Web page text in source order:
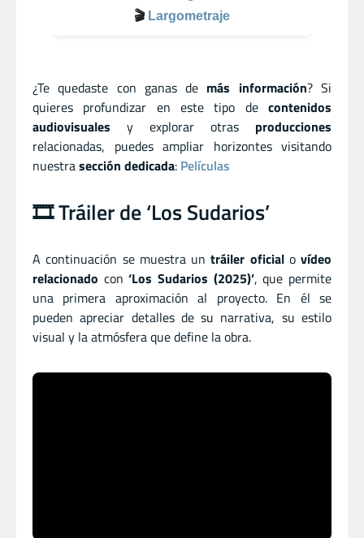
🎬 Largometraje
¿Te quedaste con ganas de más información? Si
quieres profundizar en este tipo de contenidos
audiovisuales y explorar otras producciones
relacionadas, puedes ampliar horizontes visitando
nuestrasección dedicada: Películas
🎞️ Tráiler de ‘Los Sudarios’
A continuación se muestra untráiler oficialo vídeo
relacionado con‘Los Sudarios (2025)’, que permite
una primera aproximación al proyecto. En él se
pueden apreciar detalles de su narrativa, su estilo
visual y la atmósfera que define la obra.